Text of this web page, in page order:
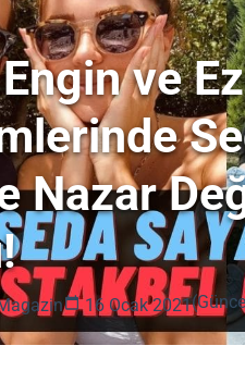
ve
Nazar
16 Ocak 2021